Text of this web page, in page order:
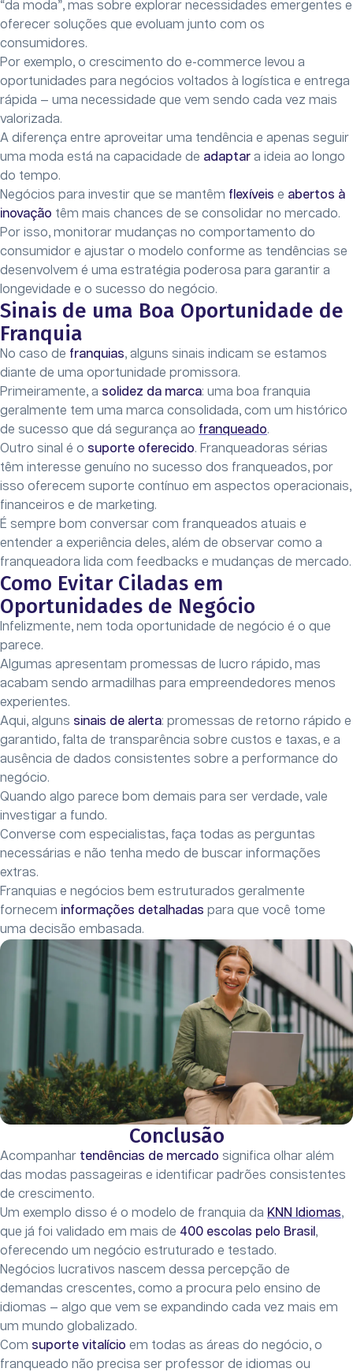
“da moda”, mas sobre explorar necessidades emergentes e
oferecer soluções que evoluam junto com os
consumidores.
Por exemplo, o crescimento do e-commerce levou a
oportunidades para negócios voltados à logística e entrega
rápida — uma necessidade que vem sendo cada vez mais
valorizada.
A diferença entre aproveitar uma tendência e apenas seguir
uma moda está na capacidade de adaptar a ideia ao longo
do tempo.
Negócios para investir que se mantêm flexíveis e abertos à
inovação têm mais chances de se consolidar no mercado.
Por isso, monitorar mudanças no comportamento do
consumidor e ajustar o modelo conforme as tendências se
desenvolvem é uma estratégia poderosa para garantir a
longevidade e o sucesso do negócio.
Sinais de uma Boa Oportunidade de
Franquia
No caso de franquias, alguns sinais indicam se estamos
diante de uma oportunidade promissora.
Primeiramente, a solidez da marca: uma boa franquia
geralmente tem uma marca consolidada, com um histórico
de sucesso que dá segurança ao franqueado.
Outro sinal é o suporte oferecido. Franqueadoras sérias
têm interesse genuíno no sucesso dos franqueados, por
isso oferecem suporte contínuo em aspectos operacionais,
financeiros e de marketing.
É sempre bom conversar com franqueados atuais e
entender a experiência deles, além de observar como a
franqueadora lida com feedbacks e mudanças de mercado.
Como Evitar Ciladas em
Oportunidades de Negócio
Infelizmente, nem toda oportunidade de negócio é o que
parece.
Algumas apresentam promessas de lucro rápido, mas
acabam sendo armadilhas para empreendedores menos
experientes.
Aqui, alguns sinais de alerta: promessas de retorno rápido e
garantido, falta de transparência sobre custos e taxas, e a
ausência de dados consistentes sobre a performance do
negócio.
Quando algo parece bom demais para ser verdade, vale
investigar a fundo.
Converse com especialistas, faça todas as perguntas
necessárias e não tenha medo de buscar informações
extras.
Franquias e negócios bem estruturados geralmente
fornecem informações detalhadas para que você tome
uma decisão embasada.
Conclusão
Acompanhar tendências de mercado significa olhar além
das modas passageiras e identificar padrões consistentes
de crescimento.
Um exemplo disso é o modelo de franquia da KNN Idiomas,
que já foi validado em mais de 400 escolas pelo Brasil ,
oferecendo um negócio estruturado e testado.
Negócios lucrativos nascem dessa percepção de
demandas crescentes, como a procura pelo ensino de
idiomas — algo que vem se expandindo cada vez mais em
um mundo globalizado.
Com suporte vitalício em todas as áreas do negócio, o
franqueado não precisa ser professor de idiomas ou